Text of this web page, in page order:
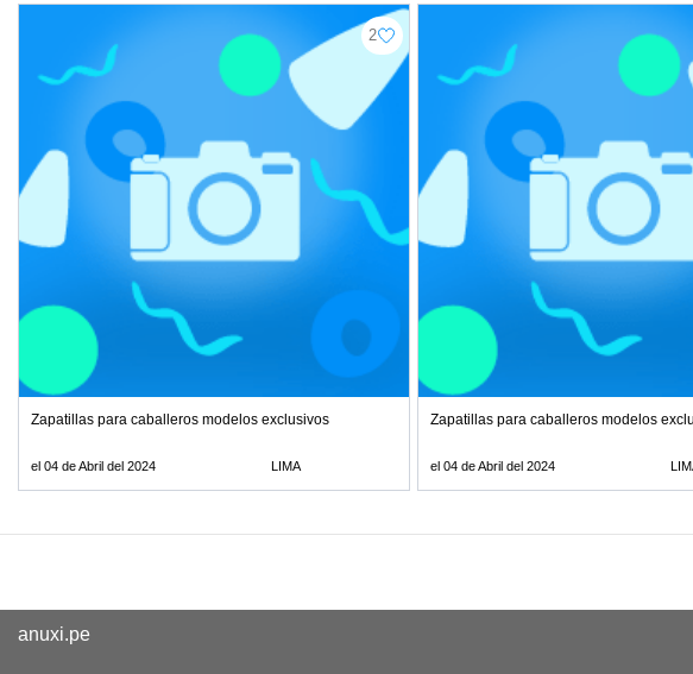
2
Zapatillas para caballeros modelos exclusivos
el 04 de Abril del 2024 LIMA
Zapatillas para caballeros modelos
el 04 de Abril del 2024
anuxi.pe